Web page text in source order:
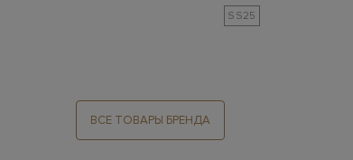
SS25
ВСЕ ТОВАРЫ БРЕНДА